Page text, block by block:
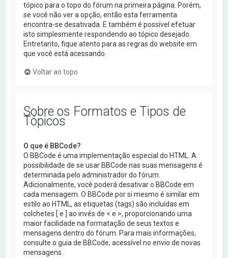
tópico para o topo do fórum na primeira página. Porém,
se você não ver a opção, então esta ferramenta
encontra-se desativada. E também é possível efetuar
isto simplesmente respondendo ao tópico desejado.
Entretanto, fique atento para as regras do website em
que você está acessando.
Voltar ao topo
Sobre os Formatos e Tipos de
Tópicos
O que é BBCode?
O BBCode é uma implementação especial do HTML. A
possibilidade de se usar BBCode nas suas mensagens é
determinada pelo administrador do fórum.
Adicionalmente, você poderá desativar o BBCode em
cada mensagem. O BBCode por si mesmo é similar em
estilo ao HTML, as etiquetas (tags) são incluídas em
colchetes [ e ] ao invés de < e >, proporcionando uma
maior facilidade na formatação de seus textos e
mensagens dentro do fórum. Para mais informações,
consulte o guia de BBCode, acessível no envio de novas
mensagens.